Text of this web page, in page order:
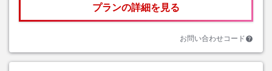
プランの詳細を見る
お問い合わせコード